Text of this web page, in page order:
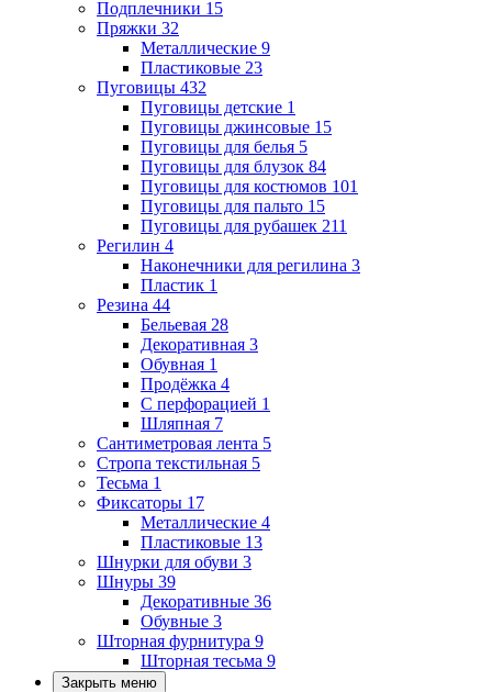
Подплечники 15
Пряжки 32
Металлические 9
Пластиковые 23
Пуговицы 432
Пуговицы детские 1
Пуговицы джинсовые 15
Пуговицы для белья 5
Пуговицы для блузок 84
Пуговицы для костюмов 101
Пуговицы для пальто 15
Пуговицы для рубашек 211
Регилин 4
Наконечники для регилина 3
Пластик 1
Резина 44
Бельевая 28
Декоративная 3
Обувная 1
Продёжка 4
С перфорацией 1
Шляпная 7
Сантиметровая лента 5
Стропа текстильная 5
Тесьма 1
Фиксаторы 17
Металлические 4
Пластиковые 13
Шнурки для обуви 3
Шнуры 39
Декоративные 36
Обувные 3
Шторная фурнитура 9
Шторная тесьма 9
Закрыть меню